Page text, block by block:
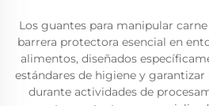
Los guantes para manipular
barrera protectora esencial en
alimentos, diseñados
estándares de higiene y
durante actividades de